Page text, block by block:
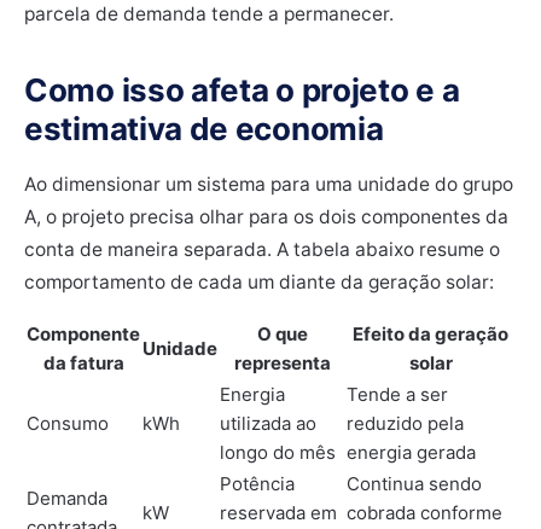
parcela de demanda tende a permanecer.
Como isso afeta o projeto e a
estimativa de economia
Ao dimensionar um sistema para uma unidade do grupo
A, o projeto precisa olhar para os dois componentes da
conta de maneira separada. A tabela abaixo resume o
comportamento de cada um diante da geração solar:
Componente
da fatura
Unidade
O que
representa
Efeito da geração
solar
Consumo kWh
Energia
utilizada ao
longo do mês
Tende a ser
reduzido pela
energia gerada
Demanda
kW
Potência
reservada em
Continua sendo
cobrada conforme